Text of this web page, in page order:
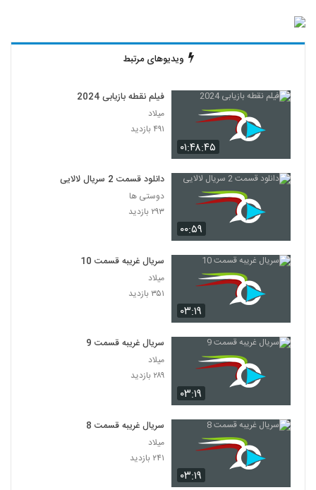
ویدیوهای مرتبط
۰۱:۴۸:۴۵
فیلم نقطه بازیابی 2024
میلاد
۴۹۱ بازدید
۰۰:۵۹
دانلود قسمت 2 سریال لالایی
دوستی ها
۲۹۳ بازدید
۰۳:۱۹
سریال غریبه قسمت 10
میلاد
۳۵۱ بازدید
۰۳:۱۹
سریال غریبه قسمت 9
میلاد
۲۸۹ بازدید
۰۳:۱۹
سریال غریبه قسمت 8
میلاد
۲۴۱ بازدید